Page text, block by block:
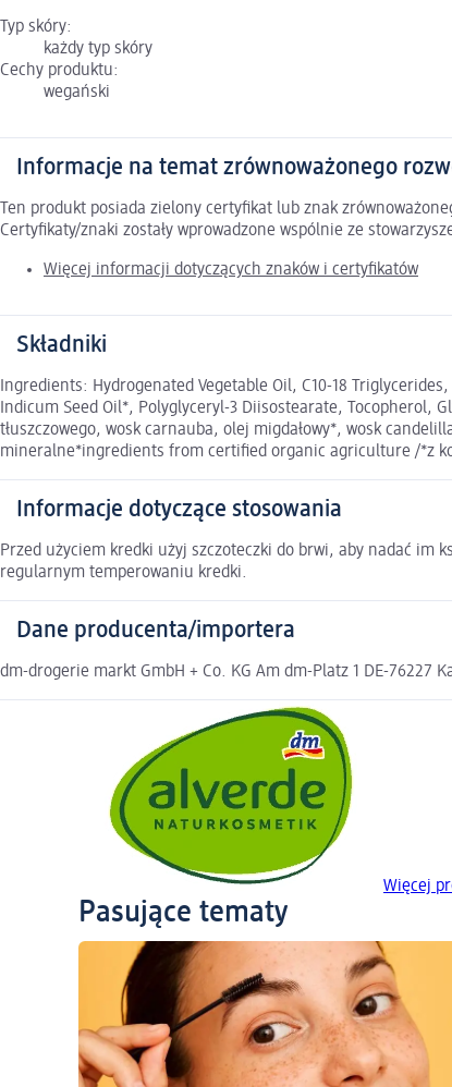
Typ skóry:
każdy typ skóry
Cechy produktu:
wegański
Informacje na temat zrównoważonego
Ten produkt posiada zielony certyfikat lub znak
Certyfikaty/znaki zostały wprowadzone wspólnie ze
Więcej informacji dotyczących znaków i certyfikatów
Składniki
Ingredients: Hydrogenated Vegetable Oil, C10-18
Indicum Seed Oil*, Polyglyceryl-3 Diisostearate, Tocopherol,
tłuszczowego, wosk carnauba, olej migdałowy*, wosk
mineralne*ingredients from certified organic agriculture /*z
Informacje dotyczące stosowania
Przed użyciem kredki użyj szczoteczki do brwi, aby nadać im
regularnym temperowaniu kredki.
Dane producenta/importera
dm-drogerie markt GmbH + Co. KG Am dm-Platz 1 DE-76227
Więcej
Pasujące tematy